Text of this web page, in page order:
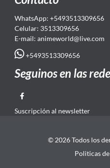
WhatsApp: +5493513309656
Celular: 3513309656
E-mail: animeworld@live.com
+5493513309656
Seguinos en las
Suscripción al newsletter
© 2026 Todos los
Politicas